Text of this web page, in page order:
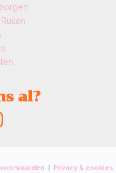
al?
Privacy & cookies